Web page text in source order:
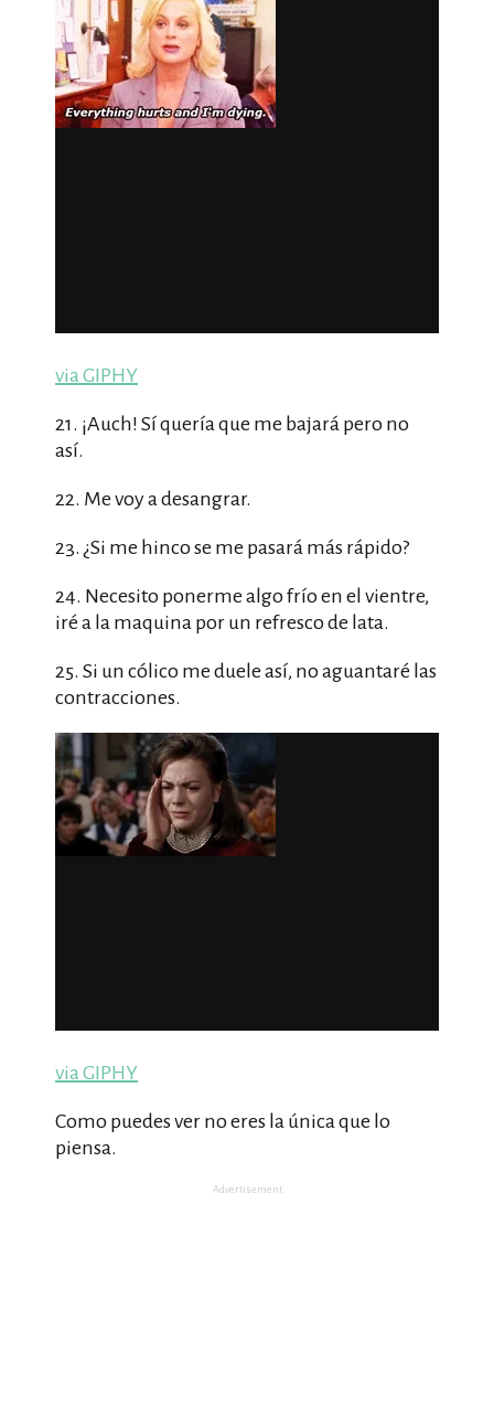
via GIPHY
21. ¡Auch! Sí quería que me bajará pero no
así.
22. Me voy a desangrar.
23. ¿Si me hinco se me pasará más rápido?
24. Necesito ponerme algo frío en el vientre,
iré a la maquina por un refresco de lata.
25. Si un cólico me duele así, no aguantaré las
contracciones.
via GIPHY
Como puedes ver no eres la única que lo
piensa.
Advertisement